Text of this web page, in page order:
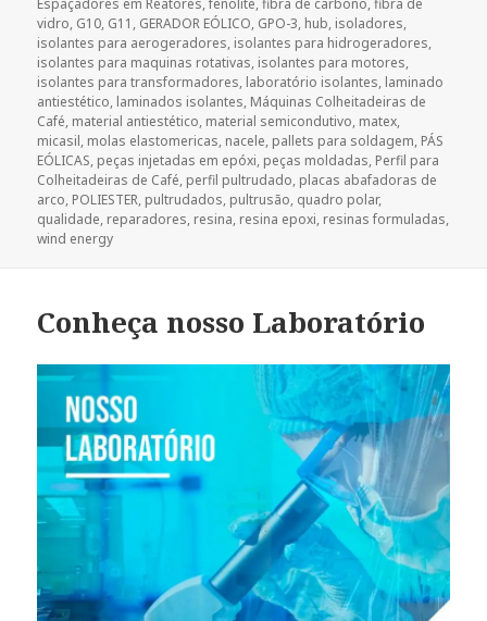
vidro, G10, G11 , GERADOR EÓLICO, GPO-3, hub, isoladores,
isolantes para aerogeradores, isolantes para hidrogeradores,
isolantes para maquinas rotativas, isolantes para motores,
isolantes para transformadores, laboratório isolantes, laminado
antiestético, laminados isolantes, Máquinas Colheitadeiras de
Café, material antiestético, material semicondutivo, matex,
micasil, molas elastomericas, nacele, pallets para soldagem, PÁS
EÓLICAS, peças injetadas em epóxi, peças moldadas, Perfil para
Colheitadeiras de Café, perfil pultrudado, placas abafadoras de
arco, POLIESTER, pultrudados, pultrusão, quadro polar,
qualidade, reparadores, resina, resina epoxi, resinas formuladas,
wind energy
Conheça nosso Laboratório